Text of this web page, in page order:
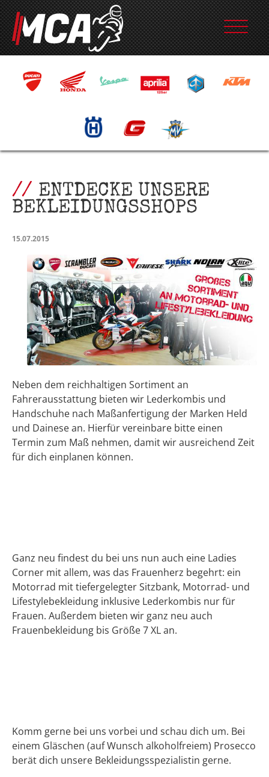
ENTDECKE UNSERE
BEKLEIDUNGSSHOPS
15.07.2015
Neben dem reichhaltigen Sortiment an
Fahrerausstattung bieten wir Lederkombis und
Handschuhe nach Maßanfertigung der Marken Held
und Dainese an. Hierfür vereinbare bitte einen
Termin zum Maß nehmen, damit wir ausreichend Zeit
für dich einplanen können.
Ganz neu findest du bei uns nun auch eine Ladies
Corner mit allem, was das Frauenherz begehrt: ein
Motorrad mit tiefergelegter Sitzbank, Motorrad- und
Lifestylebekleidung inklusive Lederkombis nur für
Frauen. Außerdem bieten wir ganz neu auch
Frauenbekleidung bis Größe 7 XL an.
Komm gerne bei uns vorbei und schau dich um. Bei
einem Gläschen (auf Wunsch alkoholfreiem) Prosecco
berät dich unsere Bekleidungsspezialistin gerne.